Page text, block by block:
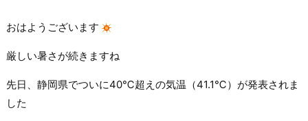
おはようございます
厳しい暑さが続きますね
先日、静岡県でついに40℃超えの気温（41.1℃）が発表されま
した